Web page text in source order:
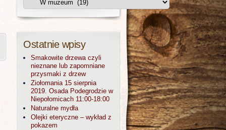
Ostatnie wpisy
Smakowite drzewa czyli
nieznane lub zapomniane
przysmaki z drzew
Ziołomania 15 sierpnia
2019. Osada Podegrodzie w
Niepołomicach 11:00-18:00
Naturalne mydła
Olejki eteryczne – wykład z
pokazem